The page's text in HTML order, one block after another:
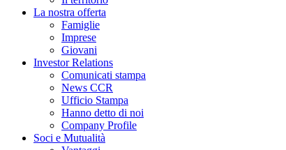
La nostra offerta
Famiglie
Imprese
Giovani
Investor Relations
Comunicati stampa
News CCR
Ufficio Stampa
Hanno detto di noi
Company Profile
Soci e Mutualità